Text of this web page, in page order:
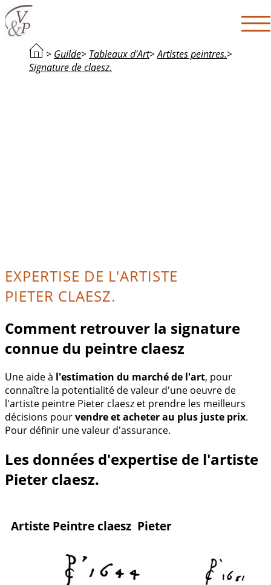
> Guilde> Tableaux d'Art>Artistes peintres.>
Signature de claesz.
EXPERTISE DE L'ARTISTE
PIETER CLAESZ.
Comment retrouver la signature
connue du peintre claesz
Une aide à l'estimation du marché de l'art, pour
connaître la potentialité de valeur d'une oeuvre de
l'artiste peintre Pieter claesz et prendre les meilleurs
décisions pourvendre et acheter au plus juste prix.
Pour définir une valeur d'assurance.
Les données d'expertise de l'artiste
Pieter claesz.
Artiste Peintre claesz Pieter